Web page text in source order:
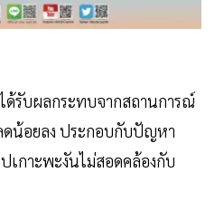
ด้รับผลกระทบจากสถานการณ์
ดน้อยลง ประกอบกับปัญหา
ปเกาะพะงันไม่สอดคล้องกับ